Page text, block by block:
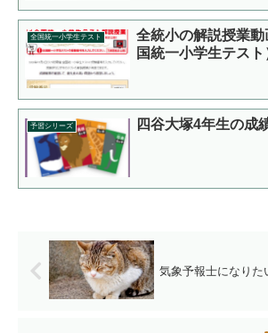
全国統一小学生テスト
全統小の解説授業
国統一小学生テスト
予習シリーズ 四谷大塚4年生の成
気象予報士になりた